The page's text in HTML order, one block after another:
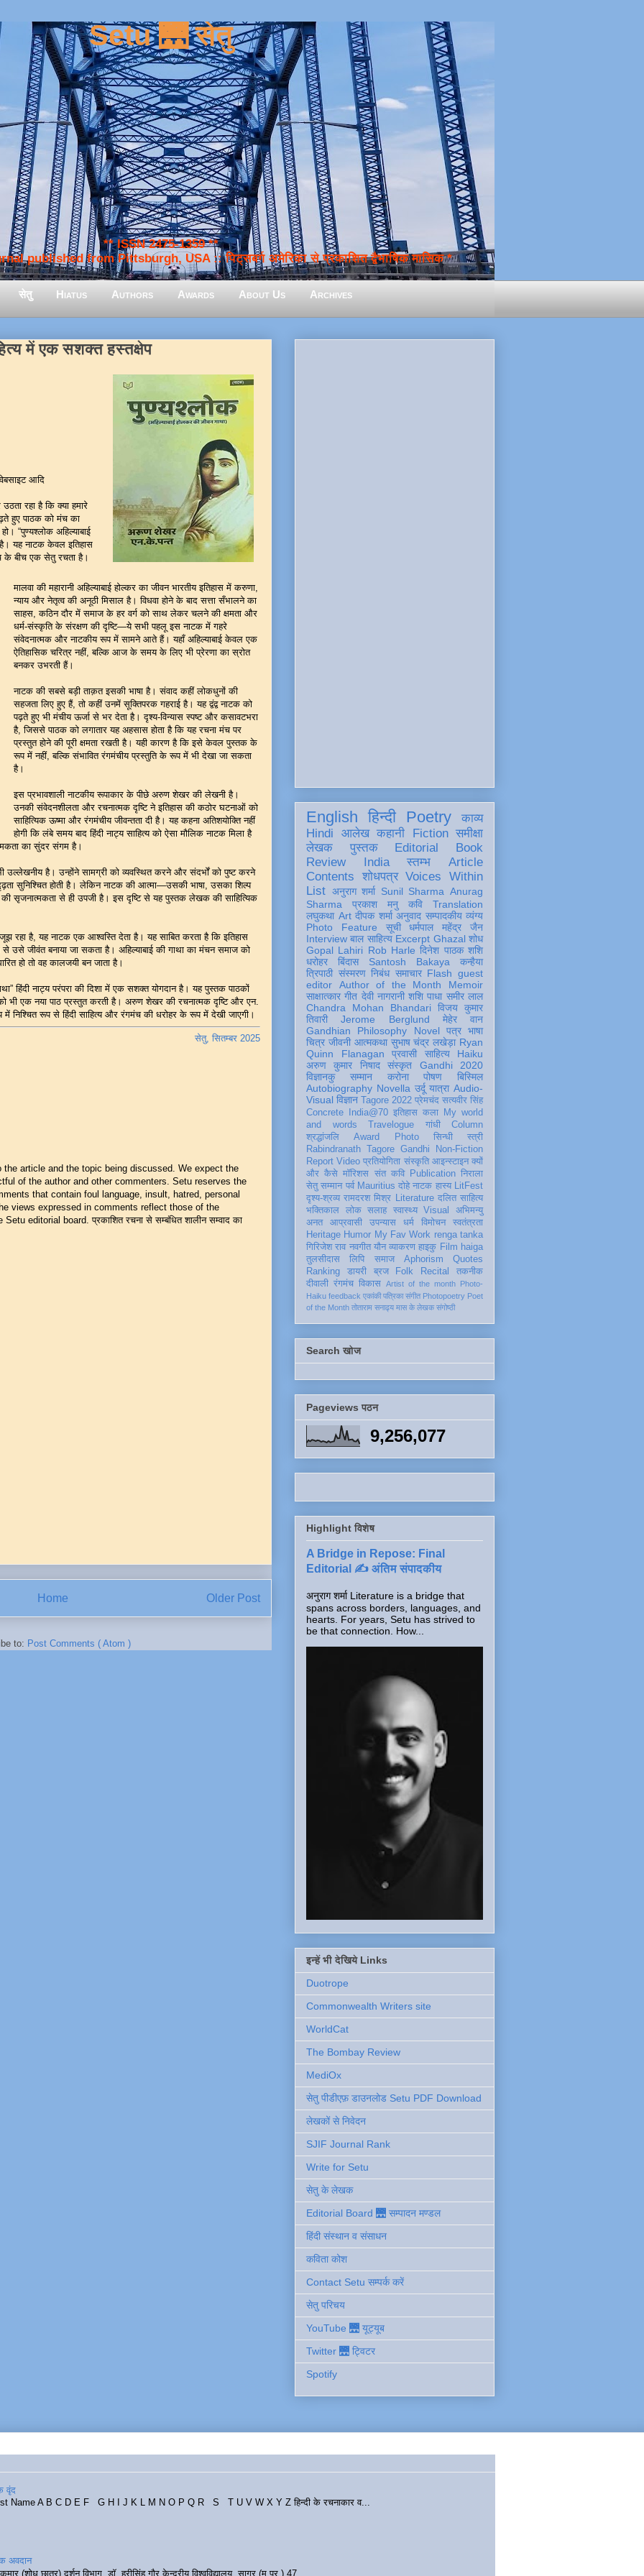
Setu 🌉 सेतु
** ISSN 2475-1359 **
published from Pittsburgh, USA :: पिट्सबर्ग अमेरिका से प्रकाशित द्वैभाषिक मासिक *
सेतु Hiatus Authors Awards About Us Archives
में एक सशक्त हस्तक्षेप
आदि
उठता रहा है कि क्या हमारे
हुए पाठक को मंच का
“पुण्यश्लोक अहिल्याबाई
यह नाटक केवल इतिहास
के बीच एक सेतु रचता है।
मालवा की महारानी अहिल्याबाई होल्कर का जीवन भारतीय इतिहास में करुणा,
न्याय और नेतृत्व की अनूठी मिसाल है। विधवा होने के बाद सत्ता सँभालने का
साहस, कठिन दौर में समाज के हर वर्ग को साथ लेकर चलने की क्षमता और
धर्म-संस्कृति के संरक्षण की दृष्टि—ये सभी पहलू इस नाटक में गहरे
संवेदनात्मक और नाटकीय रूप में सामने आते हैं। यहाँ अहिल्याबाई केवल एक
ऐतिहासिक चरित्र नहीं, बल्कि आज के समय के लिए भी प्रेरणा का स्रोत
बनकर उभरती हैं।
नाटक की सबसे बड़ी ताक़त इसकी भाषा है। संवाद कहीं लोकधुनों की
सहजता लिए हुए हैं, तो कहीं उनमें सूक्तिपरक गहराई है। यह द्वंद्व नाटक को
पढ़ते हुए भी मंचीय ऊर्जा से भर देता है। दृश्य-विन्यास स्पष्ट और कसावटभरा
है, जिससे पाठक को लगातार यह अहसास होता है कि यह रचना मंच पर
प्रस्तुत होने की पूरी क्षमता रखती है। यही कारण है कि इसे केवल पुस्तक के
रूप में नहीं, बल्कि संभावित रंगमंचीय प्रस्तुति के रूप में भी देखा जा सकता
है।
इस प्रभावशाली नाटकीय रूपाकार के पीछे अरुण शेखर की लेखनी है।
उनकी संवेदनशीलता और रचनात्मक दृष्टि ने इतिहास की कठोर घटनाओं को
साहित्यिक ऊष्मा और रंगमंचीय जीवन्तता दी है। यह कहना अतिशयोक्ति नहीं
होगी कि लंबे समय बाद हिंदी नाट्य साहित्य को ऐसा मौलिक नाटक मिला है
का सुंदर संगम है।
है। उन्होंने सामग्री को व्यवस्थित करने और संदर्भों को पुष्ट करने
सुनिश्चित होती है। लेकिन नाटक की आत्मा—उसकी भाषा, उसका शिल्प
से ही उपजी है। इस दृष्टि से यह पुस्तक लेखक की साहित्यिक
रहा है, यह नाटक एक आश्वस्ति देता है। यह साबित करता है कि इतिहास
उसे जीवंत बनाया जा सकता है। अहिल्याबाई की गाथा का मंचन समाज को
हो तो वह कालजयी बन जाता है।
हिंदी नाट्य परंपरा की दिशा में एक सशक्त योगदान है। यह पुस्तक पाठकों
भी एक नया पाठ प्रस्तुत करती है। अरुण शेखर की रचनात्मक दृष्टि और एन.
रूप से हिंदी साहित्य और रंगमंच की धरोहर के रूप में देखी जाएगी।
सेतु, सितम्बर 2025
article and the topic being discussed. We expect the
of the author and other commenters. Setu reserves the
that contain foul language, insult, hatred, personal
views expressed in comments reflect those of the
editorial board. प्रकाशित रचना से सम्बंधित शालीन सम्वाद का
Older Post
Home
to: Post Comments ( Atom )
English हिन्दी Poetry
काव्य
Hindi
आलेख कहानी Fiction समीक्षा
लेखक
पुस्तक Editorial
Book
Review
India स्तम्भ
Article
Contents
शोधपत्र Voices Within
List अनुराग शर्मा Sunil Sharma Anurag
Sharma
प्रकाश मनु कवि
Translation
लघुकथा Art दीपक शर्मा अनुवाद सम्पादकीय व्यंग्य
Photo Feature
सूची
धर्मपाल महेंद्र जैन
Interview बाल साहित्य Excerpt Ghazal शोध
Gopal Lahiri Rob Harle दिनेश पाठक शशि
धरोहर
बिंदास Santosh Bakaya
कन्हैया
त्रिपाठी संस्मरण निबंध समाचार Flash guest
editor
Author of the Month
Memoir
साक्षात्कार गीत देवी नागरानी शशि पाधा समीर लाल
Chandra Mohan Bhandari विजय कुमार
तिवारी
Jerome Berglund
मेहेर वान
Gandhian Philosophy
Novel पत्र भाषा
चित्र जीवनी आत्मकथा सुभाष चंद्र लखेड़ा Ryan
Quinn Flanagan
प्रवासी साहित्य
Haiku
अरुण कुमार निषाद
संस्कृत
Gandhi 2020
विज्ञानकु
सम्मान करोना पोषण
बिस्मिल
Autobiography Novella उर्दू यात्रा Audio-
Visual विज्ञान Tagore 2022 प्रेमचंद सत्यवीर सिंह
Concrete
India@70 इतिहास कला
My world
and words
Travelogue गांधी
Column
श्रद्धांजलि
Award Photo सिन्धी
स्त्री
Rabindranath Tagore Gandhi
Non-Fiction
Report Video प्रतियोगिता संस्कृति आइन्स्टाइन क्यों
और कैसे मॉरिशस संत कवि Publication निराला
सेतु सम्मान पर्व Mauritius दोहे नाटक हास्य LitFest
दृश्य-श्रव्य रामदरश मिश्र Literature दलित साहित्य
भक्तिकाल
लोक सलाह स्वास्थ्य Visual
अभिमन्यु
अनत
आप्रवासी उपन्यास धर्म विमोचन
स्वतंत्रता
Heritage Humor My Fav Work renga tanka
गिरिजेश राव नवगीत यौन व्याकरण हाइकु Film haiga
तुलसीदास
लिपि समाज Aphorism
Quotes
Ranking
डायरी ब्रज Folk Recital
तकनीक
दीवाली रंगमंच विकास Artist of the month Photo-
Haiku feedback एकांकी पत्रिका संगीत Photopoetry Poet
of the Month तोताराम सनाढ्य मास के लेखक संगोष्ठी
Search खोज
Pageviews पठन
9,256,077
Highlight विशेष
A Bridge in Repose: Final
Editorial ✍️ अंतिम संपादकीय
अनुराग शर्मा Literature is a bridge that
spans across borders, languages, and
hearts. For years, Setu has strived to
be that connection. How...
इन्हें भी देखिये Links
Duotrope
Commonwealth Writers site
WorldCat
The Bombay Review
MediOx
सेतु पीडीएफ़ डाउनलोड Setu PDF Download
लेखकों से निवेदन
SJIF Journal Rank
Write for Setu
सेतु के लेखक
Editorial Board 🌉 सम्पादन मण्डल
हिंदी संस्थान व संसाधन
कविता कोश
Contact Setu सम्पर्क करें
सेतु परिचय
YouTube 🌉 यूट्यूब
Twitter 🌉 ट्विटर
Spotify
वृंद
Name A B C D E F G H I J K L M N O P Q R S T U V W X Y Z हिन्दी के रचनाकार व...
अवदान
(शोध छात्र) दर्शन विभाग, डॉ. हरीसिंह गौर केन्द्रीय विश्वविद्यालय, सागर (म.प्र.) 47...